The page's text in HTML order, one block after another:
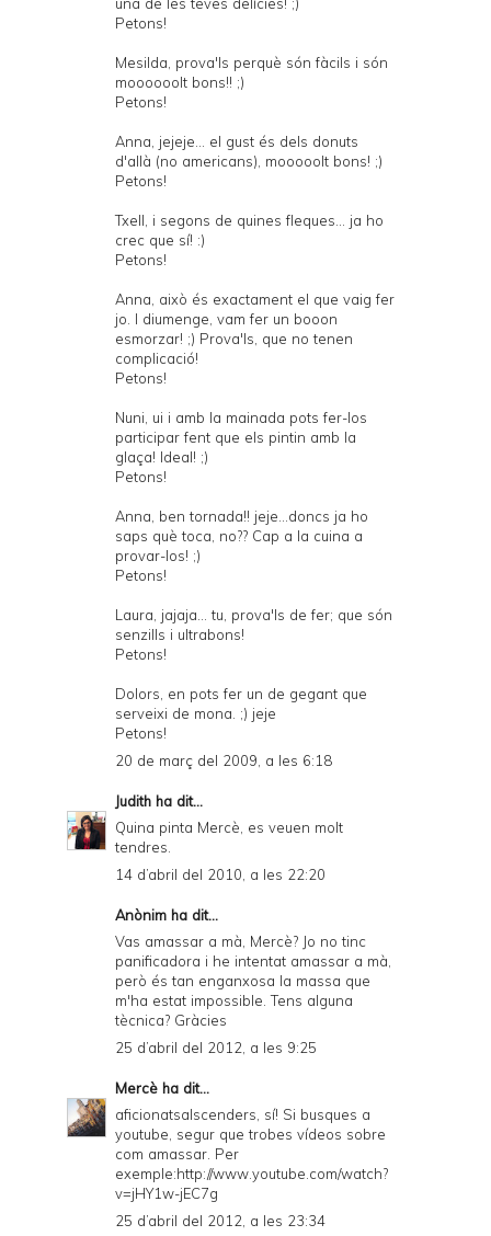
una de les teves delícies! ;)
Petons!
Mesilda, prova'ls perquè són fàcils i són
moooooolt bons!! ;)
Petons!
Anna, jejeje... el gust és dels donuts
d'allà (no americans), mooooolt bons! ;)
Petons!
Txell, i segons de quines fleques... ja ho
crec que sí! :)
Petons!
Anna, això és exactament el que vaig fer
jo. I diumenge, vam fer un booon
esmorzar! ;) Prova'ls, que no tenen
complicació!
Petons!
Nuni, ui i amb la mainada pots fer-los
participar fent que els pintin amb la
glaça! Ideal! ;)
Petons!
Anna, ben tornada!! jeje...doncs ja ho
saps què toca, no?? Cap a la cuina a
provar-los! ;)
Petons!
Laura, jajaja... tu, prova'ls de fer; que són
senzills i ultrabons!
Petons!
Dolors, en pots fer un de gegant que
serveixi de mona. ;) jeje
Petons!
20 de març del 2009, a les 6:18
Judith ha dit...
Quina pinta Mercè, es veuen molt
tendres.
14 d’abril del 2010, a les 22:20
Anònim ha dit...
Vas amassar a mà, Mercè? Jo no tinc
panificadora i he intentat amassar a mà,
però és tan enganxosa la massa que
m'ha estat impossible. Tens alguna
tècnica? Gràcies
25 d’abril del 2012, a les 9:25
Mercè ha dit...
aficionatsalscenders, sí! Si busques a
youtube, segur que trobes vídeos sobre
com amassar. Per
exemple:http://www.youtube.com/watch?
v=jHY1w-jEC7g
25 d’abril del 2012, a les 23:34